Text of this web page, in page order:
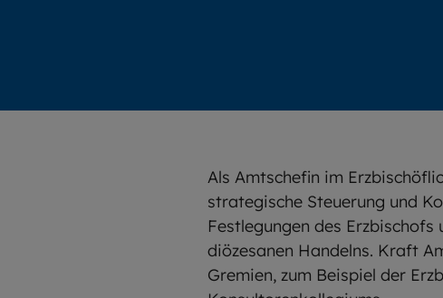
Als Amtschefin im
strategische Steuerung und
Festlegungen des
diözesanen Handelns. Kraft
Gremien, zum Beispiel der